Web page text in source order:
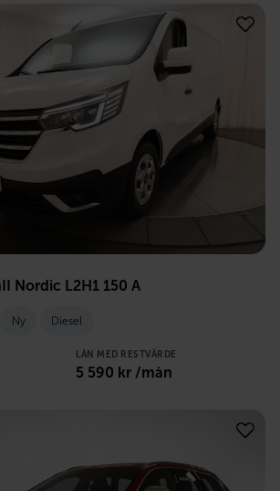
Nordic L2H1 150 A
Ny Diesel
LÅN MED RESTVÄRDE
5 590 kr /mån